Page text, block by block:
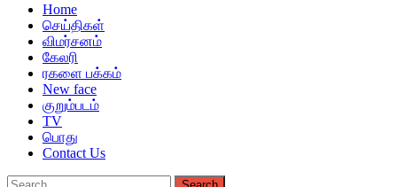
Home
செய்திகள்
விமர்சனம்
கேலரி
ரகளை பக்கம்
New face
குறும்படம்
TV
பொது
Contact Us
Search